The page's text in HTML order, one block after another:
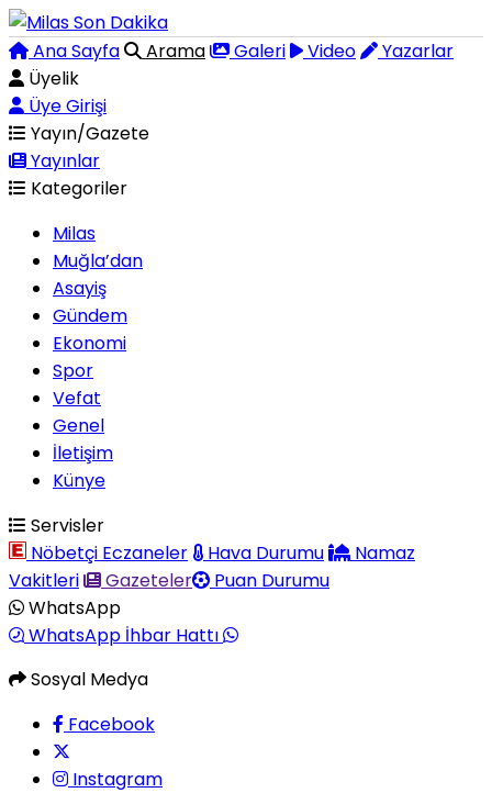
Ana Sayfa Arama Galeri Video
Yazarlar
Üyelik
Üye Girişi
Yayın/Gazete
Yayınlar
Kategoriler
Milas
Muğla’dan
Asayiş
Gündem
Ekonomi
Spor
Vefat
Genel
İletişim
Künye
Servisler
Nöbetçi Eczaneler
Hava Durumu
Namaz
Vakitleri
Gazeteler
Puan Durumu
WhatsApp
WhatsApp İhbar Hattı
Sosyal Medya
Facebook
Instagram